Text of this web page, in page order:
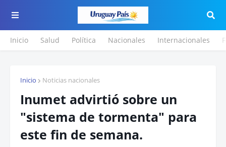
Inicio Salud Política Nacionales Internacionales
Inicio Noticias nacionales
Inumet advirtió sobre un
"sistema de tormenta" para
este fin de semana.